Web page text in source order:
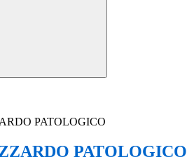
PATOLOGICO
PATOLOGICO